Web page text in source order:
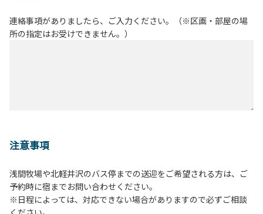
連絡事項がありましたら、ご入力ください。（※区画・部屋の場
所の指定はお受けできません。）
注意事項
浅間牧場や北軽井沢のバス停までの送迎をご希望される方は、ご
予約時に宿までお問い合わせください。
※日程によっては、対応できない場合がありますので必ずご相談